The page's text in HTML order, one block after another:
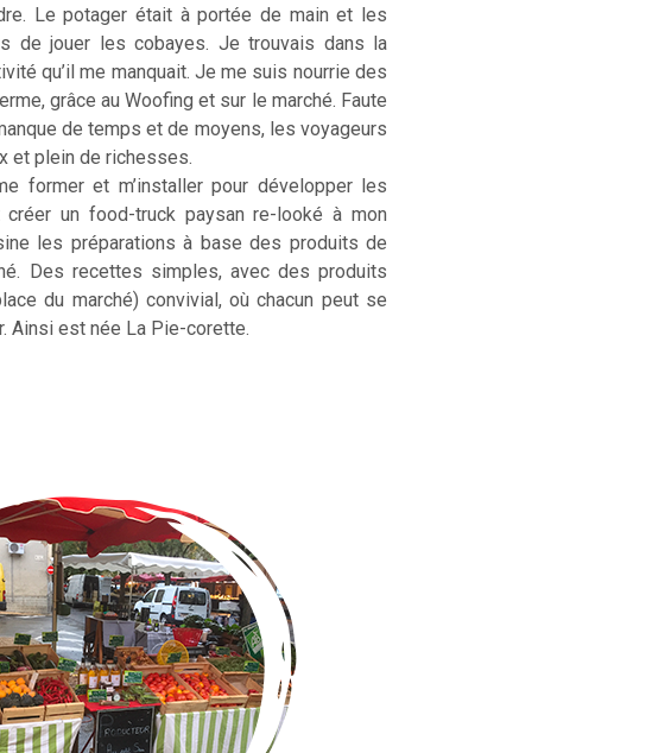
Le potager était à portée de main et les
de jouer les cobayes. Je trouvais dans la
qu’il me manquait. Je me suis nourrie des
grâce au Woofing et sur le marché. Faute
de temps et de moyens, les voyageurs
et plein de richesses.
former et m’installer pour développer les
un food-truck paysan re-looké à mon
les préparations à base des produits de
Des recettes simples, avec des produits
du marché) convivial, où chacun peut se
Ainsi est née La Pie-corette.